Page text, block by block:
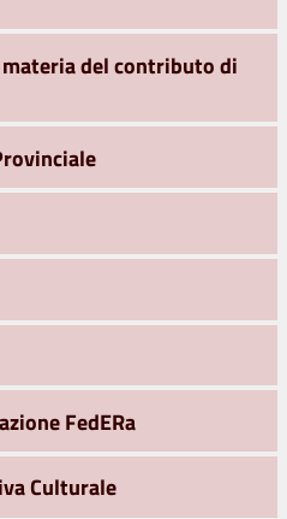
del contributo di
FedERa
Culturale